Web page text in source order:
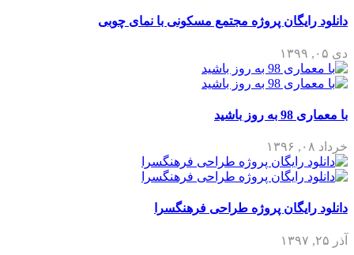
دانلود رایگان پروژه مجتمع مسکونی با نمای چوبی
دی ۰۵, ۱۳۹۹
با معماری 98 به روز باشید
خرداد ۰۸, ۱۳۹۶
دانلود رایگان پروژه طراحی فرهنگسرا
آذر ۲۵, ۱۳۹۷